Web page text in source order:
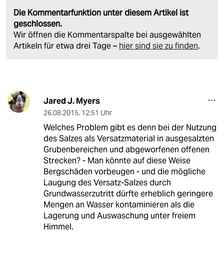
Die Kommentarfunktion unter diesem Artikel ist
geschlossen.
Wir öffnen die Kommentarspalte bei ausgewählten
Artikeln für etwa drei Tage – hier sind sie zu finden.
Jared J. Myers
26.08.2015, 12:51 Uhr
Welches Problem gibt es denn bei der Nutzung
des Salzes als Versatzmaterial in ausgesalzten
Grubenbereichen und abgeworfenen offenen
Strecken? - Man könnte auf diese Weise
Bergschäden vorbeugen - und die mögliche
Laugung des Versatz-Salzes durch
Grundwasserzutritt dürfte erheblich geringere
Mengen an Wasser kontaminieren als die
Lagerung und Auswaschung unter freiem
Himmel.